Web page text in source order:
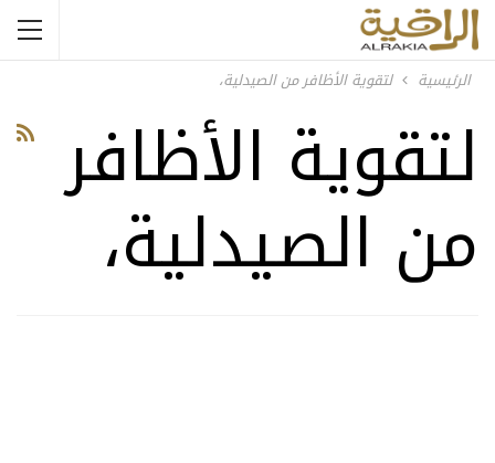
الرئيسية لتقوية الأظافر من الصيدلية،
لتقوية الأظافر
من الصيدلية،